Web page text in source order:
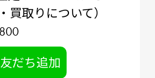
買取りについて）
友だち追加